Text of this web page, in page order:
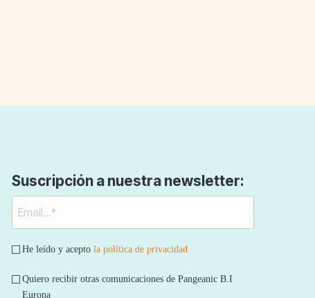
Suscripción a nuestra newsletter:
He leído y acepto la política de privacidad
Quiero recibir otras comunicaciones de Pangeanic B.I
Europa